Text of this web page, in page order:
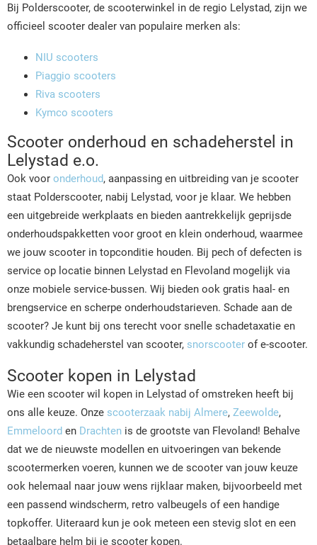
Bij Polderscooter, de scooterwinkel in de regio Lelystad, zijn we
officieel scooter dealer van populaire merken als:
NIU scooters
Piaggio scooters
Riva scooters
Kymco scooters
Scooter onderhoud en schadeherstel in
Lelystad e.o.
Ook voor onderhoud, aanpassing en uitbreiding van je scooter
staat Polderscooter, nabij Lelystad, voor je klaar. We hebben
een uitgebreide werkplaats en bieden aantrekkelijk geprijsde
onderhoudspakketten voor groot en klein onderhoud, waarmee
we jouw scooter in topconditie houden. Bij pech of defecten is
service op locatie binnen Lelystad en Flevoland mogelijk via
onze mobiele service-bussen. Wij bieden ook gratis haal- en
brengservice en scherpe onderhoudstarieven. Schade aan de
scooter? Je kunt bij ons terecht voor snelle schadetaxatie en
vakkundig schadeherstel van scooter, snorscooter of e-scooter.
Scooter kopen in Lelystad
Wie een scooter wil kopen in Lelystad of omstreken heeft bij
ons alle keuze. Onze scooterzaak nabij Almere, Zeewolde,
Emmeloord en Drachten is de grootste van Flevoland! Behalve
dat we de nieuwste modellen en uitvoeringen van bekende
scootermerken voeren, kunnen we de scooter van jouw keuze
ook helemaal naar jouw wens rijklaar maken, bijvoorbeeld met
een passend windscherm, retro valbeugels of een handige
topkoffer. Uiteraard kun je ook meteen een stevig slot en een
betaalbare helm bij je scooter kopen.